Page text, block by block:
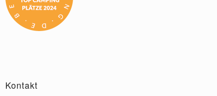
Kontakt